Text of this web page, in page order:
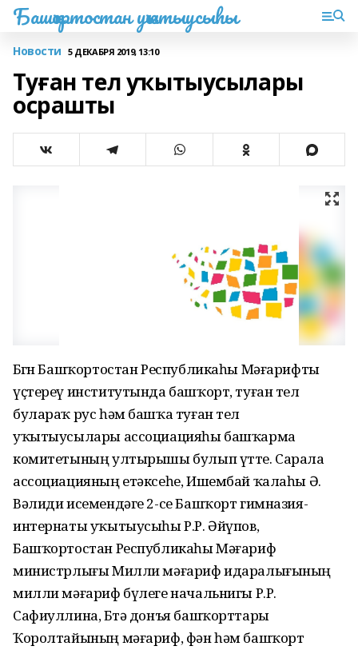
Башҡортостан уҡытыусыһы
Новости 5 ДЕКАБРЯ 2019, 13:10
Туған тел уҡытыусылары
осрашты
Бөгөн Башҡортостан Республикаһы Мәғарифты
үҫтереү институтында башҡорт, туған тел
булараҡ рус һәм башҡа туған тел
уҡытыусылары ассоциацияһы башҡарма
комитетының ултырышы булып үтте. Сарала
ассоциацияның етәксеһе, Ишембай ҡалаһы Ә.
Вәлиди исемендәге 2-се Башҡорт гимназия-
интернаты уҡытыусыһы Р.Р. Әйүпов,
Башҡортостан Республикаһы Мәғариф
министрлығы Милли мәғариф идаралығының
милли мәғариф бүлеге начальнигы Р.Р.
Сафиуллина, Бөтә донъя башҡорттары
Ҡоролтайының мәғариф, фән һәм башҡорт